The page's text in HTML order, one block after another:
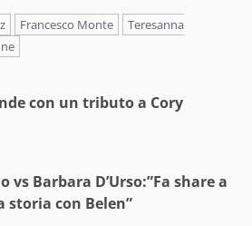
Francesco Monte
Teresanna
con un tributo a Cory
vs Barbara D’Urso:”Fa share a
storia con Belen”